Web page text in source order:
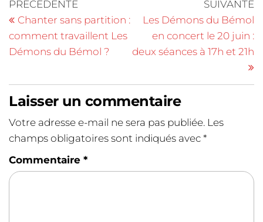
PRÉCÉDENTE
Chanter sans partition :
comment travaillent Les
Démons du Bémol ?
SUIVANTE
Les Démons du Bémol
en concert le 20 juin :
deux séances à 17h et 21h
Laisser un commentaire
Votre adresse e-mail ne sera pas publiée. Les
champs obligatoires sont indiqués avec *
Commentaire *